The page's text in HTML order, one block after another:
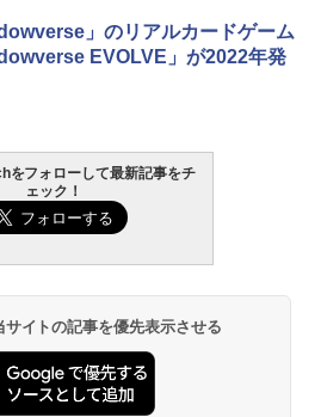
ギュア バンダイ(20051127)
ィギュア リアル 人形大きい 虫 昆虫 [
ルBIGサイズフィギュアシリーズ ス
バチ / カマキリ / ミンミンゼミ / 抜
/ カブトムシ / 蛹] インパクト キッ
年7月予約 ガチャ【mojojojo まん
おかおポーチ 4種セット コンプリー
内蔵 クリアタイプ ロック機能付 クイ
装填 射撃練習
ゆうパケット対応】S&T M-LOK対応
マーレール(7,3,3Slot Set) 3Pcs
495
【ネコポス】Gフォース G-FORC
ランスフォーマー ニューレジェンズ
07 サウンドウェーブ 可動フィギュア
NATIONS S.H.フィギュアー
ONE PIECE シャンクス -マリンフォ
頂上決戦- 約165mm PVC&ABS&布
NATIONS S.H.フィギュアー
真骨彫製法） 仮面ライダーBLACK
約150mm PVC&ABS&布製 塗装済み
SIS-J00 メルンジャ[カラーA] 色
済みプラモデル
機動戦士ガンダム00 グラハム専用ユ
ンフラッグカスタム 1/144スケール
け済みプラモデル
SPIRITS(バンダイ スピリッツ)
Fate/Grand Order アルトリア・
スター 色分け済みプラモデル
ガバメント HG 18歳以上エアーHOP
ドガン
マルイ (TOKYO MARUI) ガスブロー
クマシンガン No.14 20式 5.56mm
18歳以上 ガスブローバック
マルイ(TOKYO MARUI) No.21 H&K
HG 18歳以上エアーHOPハンドガン
ミアム 220ml
クレオス Mr.トップコート 水性プレ
ムトップコートスプレー 光沢 88ml
ビー用仕上材 B601
ヤ クラフトツールシリーズ No.123
薄刃ニッパー (ゲートカット用) プラ
ル用工具 74123
」のリアルカードゲーム
EVOLVE」が2022年発
をフォローして最新記事をチ
ェック！
イトの記事を優先表示させる